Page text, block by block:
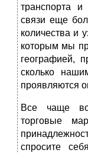
транспорта и
связи еще
количества и
которым мы
географией,
сколько
проявляются
Все чаще
торговые
спросите